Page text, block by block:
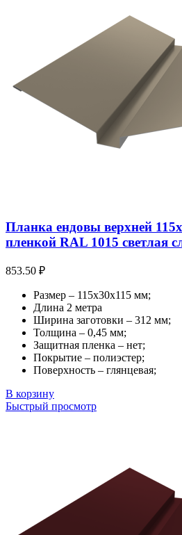
Планка ендовы верхней
пленкой RAL 1015 светлая
853.50 ₽
Размер – 115х30х115 мм;
Длина 2 метра
Ширина заготовки – 312 мм;
Толщина – 0,45 мм;
Защитная пленка – нет;
Покрытие – полиэстер;
Поверхность – глянцевая;
В корзину
Быстрый просмотр